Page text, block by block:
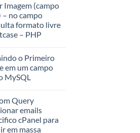
Imagem (campo
– no campo
formato livre
– PHP
o Primeiro
em um campo
MySQL
Query
emails
cPanel para
em massa